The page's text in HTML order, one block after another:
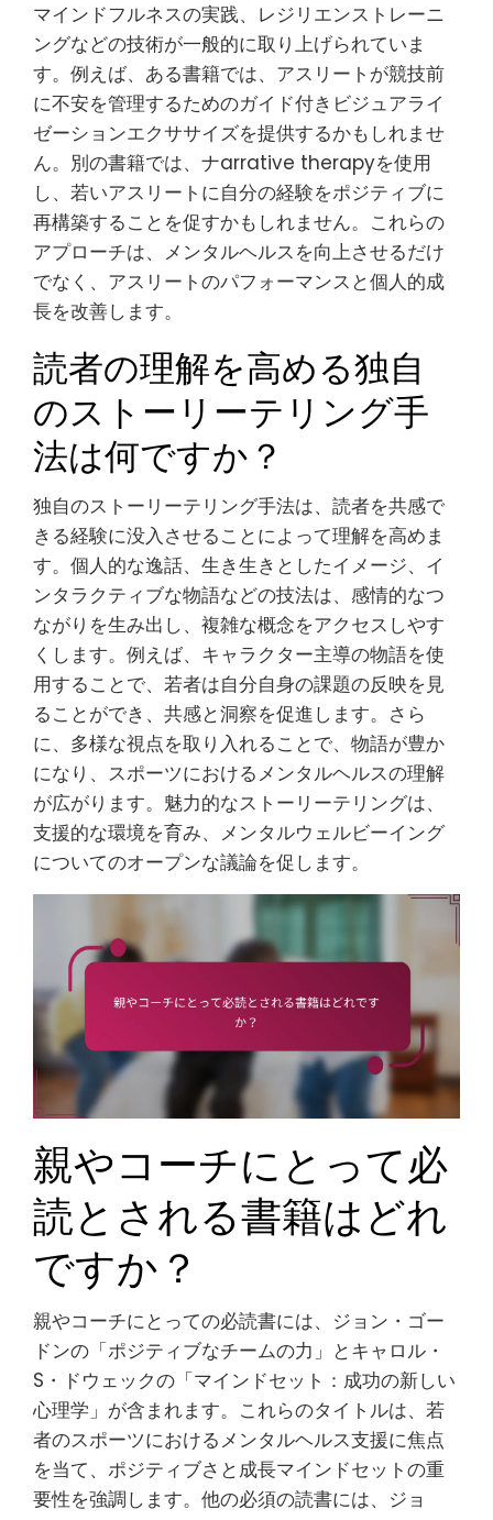
マインドフルネスの実践、レジリエンストレーニ
ングなどの技術が一般的に取り上げられていま
す。例えば、ある書籍では、アスリートが競技前
に不安を管理するためのガイド付きビジュアライ
ゼーションエクササイズを提供するかもしれませ
ん。別の書籍では、ナarrative therapyを使用
し、若いアスリートに自分の経験をポジティブに
再構築することを促すかもしれません。これらの
アプローチは、メンタルヘルスを向上させるだけ
でなく、アスリートのパフォーマンスと個人的成
長を改善します。
読者の理解を高める独自
のストーリーテリング手
法は何ですか？
独自のストーリーテリング手法は、読者を共感で
きる経験に没入させることによって理解を高めま
す。個人的な逸話、生き生きとしたイメージ、イ
ンタラクティブな物語などの技法は、感情的なつ
ながりを生み出し、複雑な概念をアクセスしやす
くします。例えば、キャラクター主導の物語を使
用することで、若者は自分自身の課題の反映を見
ることができ、共感と洞察を促進します。さら
に、多様な視点を取り入れることで、物語が豊か
になり、スポーツにおけるメンタルヘルスの理解
が広がります。魅力的なストーリーテリングは、
支援的な環境を育み、メンタルウェルビーイング
についてのオープンな議論を促します。
親やコーチにとって必
読とされる書籍はどれ
ですか？
親やコーチにとっての必読書には、ジョン・ゴー
ドンの「ポジティブなチームの力」とキャロル・
S・ドウェックの「マインドセット：成功の新しい
心理学」が含まれます。これらのタイトルは、若
者のスポーツにおけるメンタルヘルス支援に焦点
を当て、ポジティブさと成長マインドセットの重
要性を強調します。他の必須の読書には、ジョ